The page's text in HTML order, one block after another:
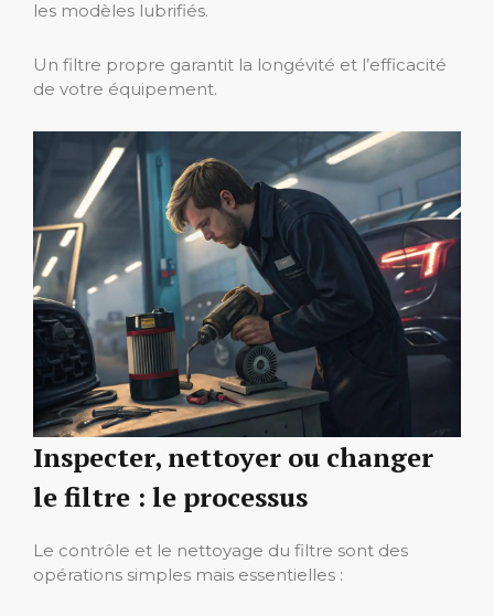
les modèles lubrifiés.
Un filtre propre garantit la longévité et l’efficacité
de votre équipement.
Inspecter, nettoyer ou changer
le filtre : le processus
Le contrôle et le nettoyage du filtre sont des
opérations simples mais essentielles :